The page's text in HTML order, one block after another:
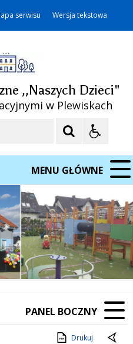
serwisu Wersja tekstowa
,,Naszych Dzieci"
w Plewiskach
MENU GŁÓWNE
PANEL BOCZNY
Drukuj